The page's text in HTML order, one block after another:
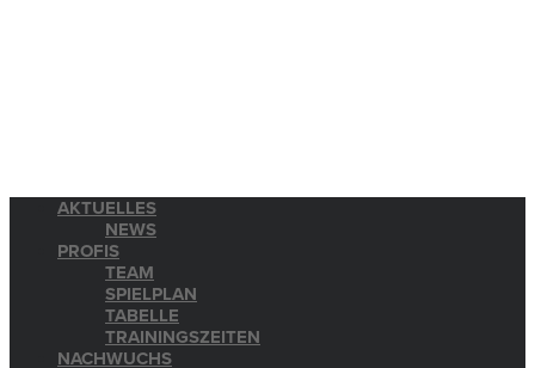
AKTUELLES
NEWS
PROFIS
TEAM
SPIELPLAN
TABELLE
TRAININGSZEITEN
NACHWUCHS